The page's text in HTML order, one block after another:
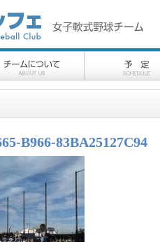
B966-83BA25127C94